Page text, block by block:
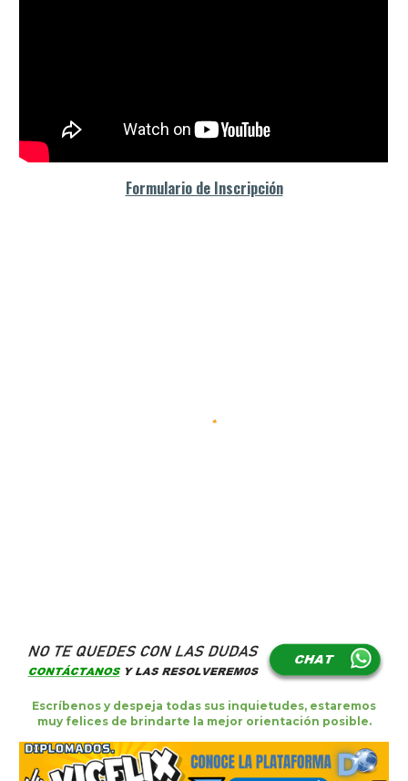
Formulario de Inscripción
Escríbenos y despeja todas sus inquietudes, estaremos
muy felices de brindarte la mejor orientación posible.